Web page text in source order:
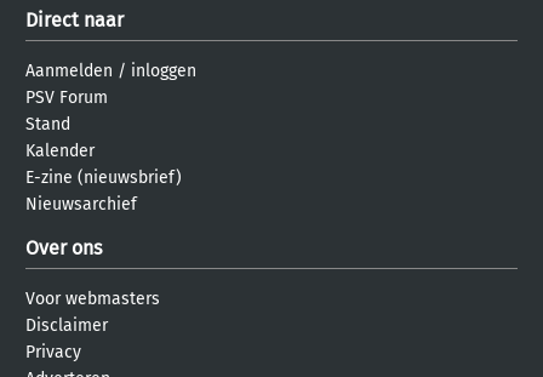
Direct naar
Aanmelden / inloggen
PSV Forum
Stand
Kalender
E-zine (nieuwsbrief)
Nieuwsarchief
Over ons
Voor webmasters
Disclaimer
Privacy